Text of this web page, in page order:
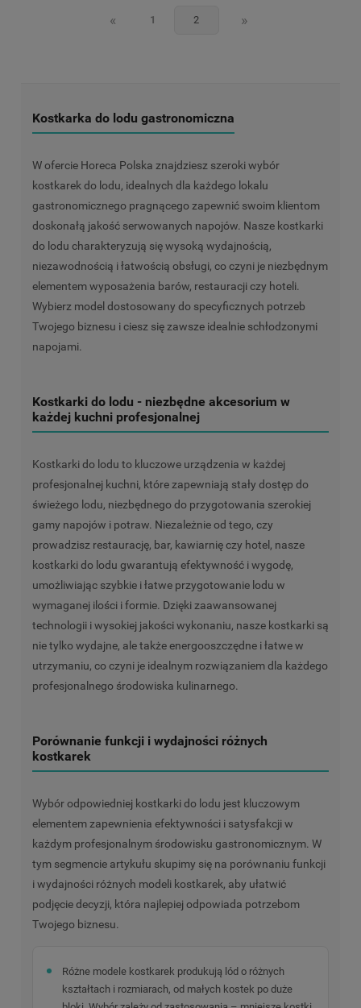
« 1 2 »
Kostkarka do lodu gastronomiczna
W ofercie Horeca Polska znajdziesz szeroki wybór
kostkarek do lodu, idealnych dla każdego lokalu
gastronomicznego pragnącego zapewnić swoim klientom
doskonałą jakość serwowanych napojów. Nasze kostkarki
do lodu charakteryzują się wysoką wydajnością,
niezawodnością i łatwością obsługi, co czyni je niezbędnym
elementem wyposażenia barów, restauracji czy hoteli.
Wybierz model dostosowany do specyficznych potrzeb
Twojego biznesu i ciesz się zawsze idealnie schłodzonymi
napojami.
Kostkarki do lodu - niezbędne akcesorium w
każdej kuchni profesjonalnej
Kostkarki do lodu to kluczowe urządzenia w każdej
profesjonalnej kuchni, które zapewniają stały dostęp do
świeżego lodu, niezbędnego do przygotowania szerokiej
gamy napojów i potraw. Niezależnie od tego, czy
prowadzisz restaurację, bar, kawiarnię czy hotel, nasze
kostkarki do lodu gwarantują efektywność i wygodę,
umożliwiając szybkie i łatwe przygotowanie lodu w
wymaganej ilości i formie. Dzięki zaawansowanej
technologii i wysokiej jakości wykonaniu, nasze kostkarki są
nie tylko wydajne, ale także energooszczędne i łatwe w
utrzymaniu, co czyni je idealnym rozwiązaniem dla każdego
profesjonalnego środowiska kulinarnego.
Porównanie funkcji i wydajności różnych
kostkarek
Wybór odpowiedniej kostkarki do lodu jest kluczowym
elementem zapewnienia efektywności i satysfakcji w
każdym profesjonalnym środowisku gastronomicznym. W
tym segmencie artykułu skupimy się na porównaniu funkcji
i wydajności różnych modeli kostkarek, aby ułatwić
podjęcie decyzji, która najlepiej odpowiada potrzebom
Twojego biznesu.
Różne modele kostkarek produkują lód o różnych
kształtach i rozmiarach, od małych kostek po duże